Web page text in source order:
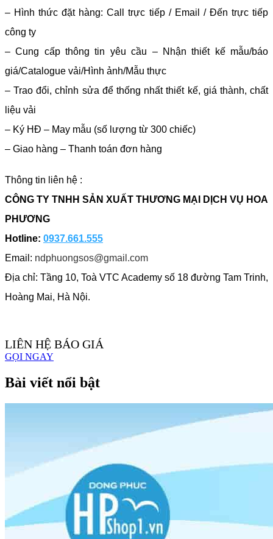
– Hình thức đặt hàng: Call trực tiếp / Email / Đến trực tiếp
công ty
– Cung cấp thông tin yêu cầu – Nhận thiết kế mẫu/báo
giá/Catalogue vải/Hình ảnh/Mẫu thực
– Trao đổi, chỉnh sửa để thống nhất thiết kế, giá thành, chất
liệu vải
– Ký HĐ – May mẫu (số lượng từ 300 chiếc)
– Giao hàng – Thanh toán đơn hàng
Thông tin liên hệ :
CÔNG TY TNHH SẢN XUẤT THƯƠNG MẠI DỊCH VỤ HOA
PHƯƠNG
Hotline: 0937.661.555
Email: ndphuongsos@gmail.com
Địa chỉ: Tầng 10, Toà VTC Academy số 18 đường Tam Trinh,
Hoàng Mai, Hà Nội.
LIÊN HỆ BÁO GIÁ
GỌI NGAY
Bài viết nổi bật